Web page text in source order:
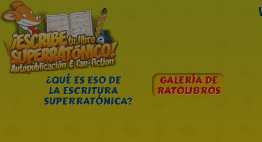
¿QUÉ ES ESO DE
LA ESCRITURA
SUPERRATÓNICA?
GALERÍA DE
RATOLIBROS